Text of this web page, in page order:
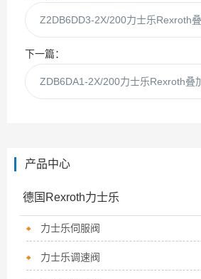
下一篇：
产品中心
德国Rexroth力士乐
力士乐伺服阀
力士乐调速阀